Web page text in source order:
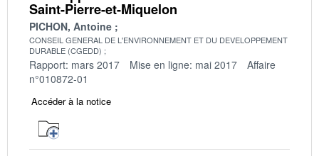
Saint-Pierre-et-Miquelon
PICHON, Antoine
CONSEIL GENERAL DE L'ENVIRONNEMENT ET DU DEVELOPPEMENT
DURABLE (CGEDD)
Rapport: mars 2017 Mise en ligne: mai 2017
Affaire
n°010872-01
Accéder à la notice